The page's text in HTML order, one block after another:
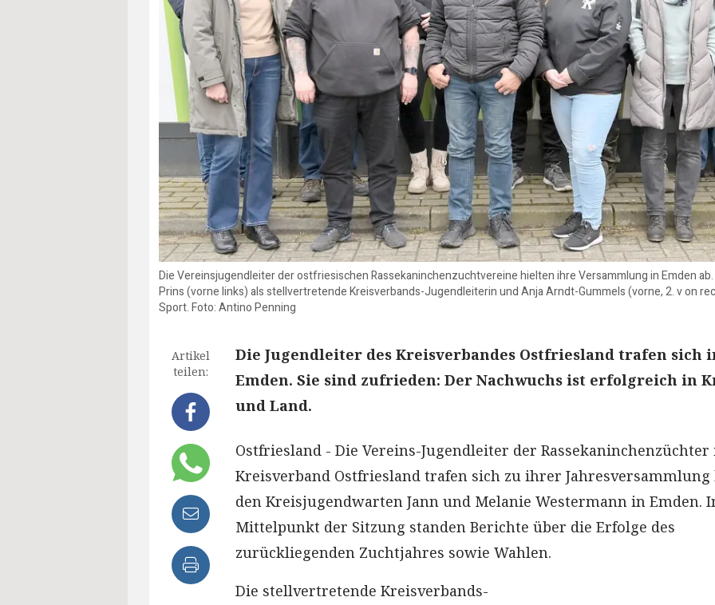
Die Vereinsjugendleiter der ostfriesischen Rassekaninchenzuchtvereine hielten ihre Versammlung in Emden
Prins (vorne links) als stellvertretende Kreisverbands-Jugendleiterin und Anja Arndt-Gummels (vorne, 2. v on
Sport. Foto: Antino Penning
Artikel
teilen:
Die Jugendleiter des Kreisverbandes Ostfriesland trafen sich
Emden. Sie sind zufrieden: Der Nachwuchs ist erfolgreich in
und Land.
Ostfriesland - Die Vereins-Jugendleiter der Rassekaninchenzüchter
Kreisverband Ostfriesland trafen sich zu ihrer Jahresversammlung
den Kreisjugendwarten Jann und Melanie Westermann in Emden.
Mittelpunkt der Sitzung standen Berichte über die Erfolge des
zurückliegenden Zuchtjahres sowie Wahlen.
Die stellvertretende Kreisverbands-